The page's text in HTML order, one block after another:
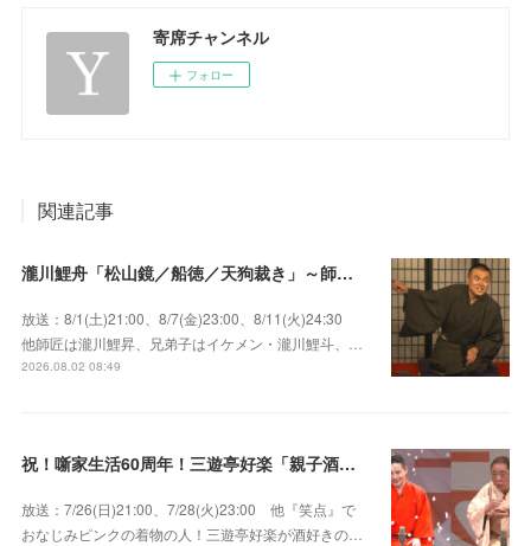
寄席チャンネル
フォロー
関連記事
瀧川鯉舟「松山鏡／船徳／天狗裁き」～師匠はあの唯一無二の雰囲気で爆笑をさらう瀧川鯉昇！
放送：8/1(土)21:00、8/7(金)23:00、8/11(火)24:30
他師匠は瀧川鯉昇、兄弟子はイケメン・瀧川鯉斗、…
2026.08.02 08:49
祝！噺家生活60周年！三遊亭好楽「親子酒」錦笑亭満堂「桜ん坊」～満堂フェス2026
放送：7/26(日)21:00、7/28(火)23:00 他『笑点』で
おなじみピンクの着物の人！三遊亭好楽が酒好きの…